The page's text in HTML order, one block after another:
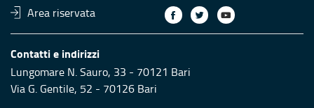
Area riservata
Contatti e indirizzi
Lungomare N. Sauro, 33 - 70121 Bari
Via G. Gentile, 52 - 70126 Bari